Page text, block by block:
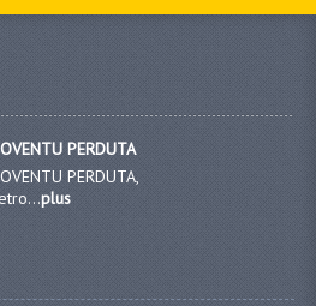
PERDUTA
PERDUTA,
plus